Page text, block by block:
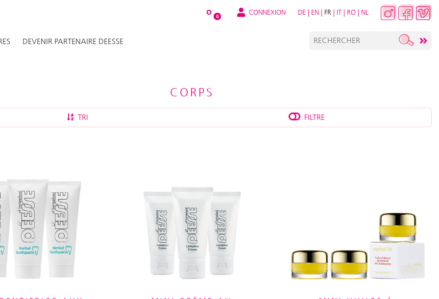
O 0 CONNEXION DE | EN | FR | IT | RO | NL
DEVENIR PARTENAIRE DEESSE
CORPS
TRI FILTRE